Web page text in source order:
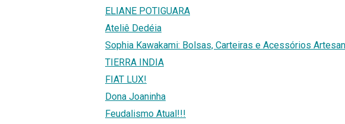
ELIANE POTIGUARA
Ateliê Dedéia
Sophia Kawakami: Bolsas, Carteiras e Acessórios
TIERRA INDIA
FIAT LUX!
Dona Joaninha
Feudalismo Atual!!!